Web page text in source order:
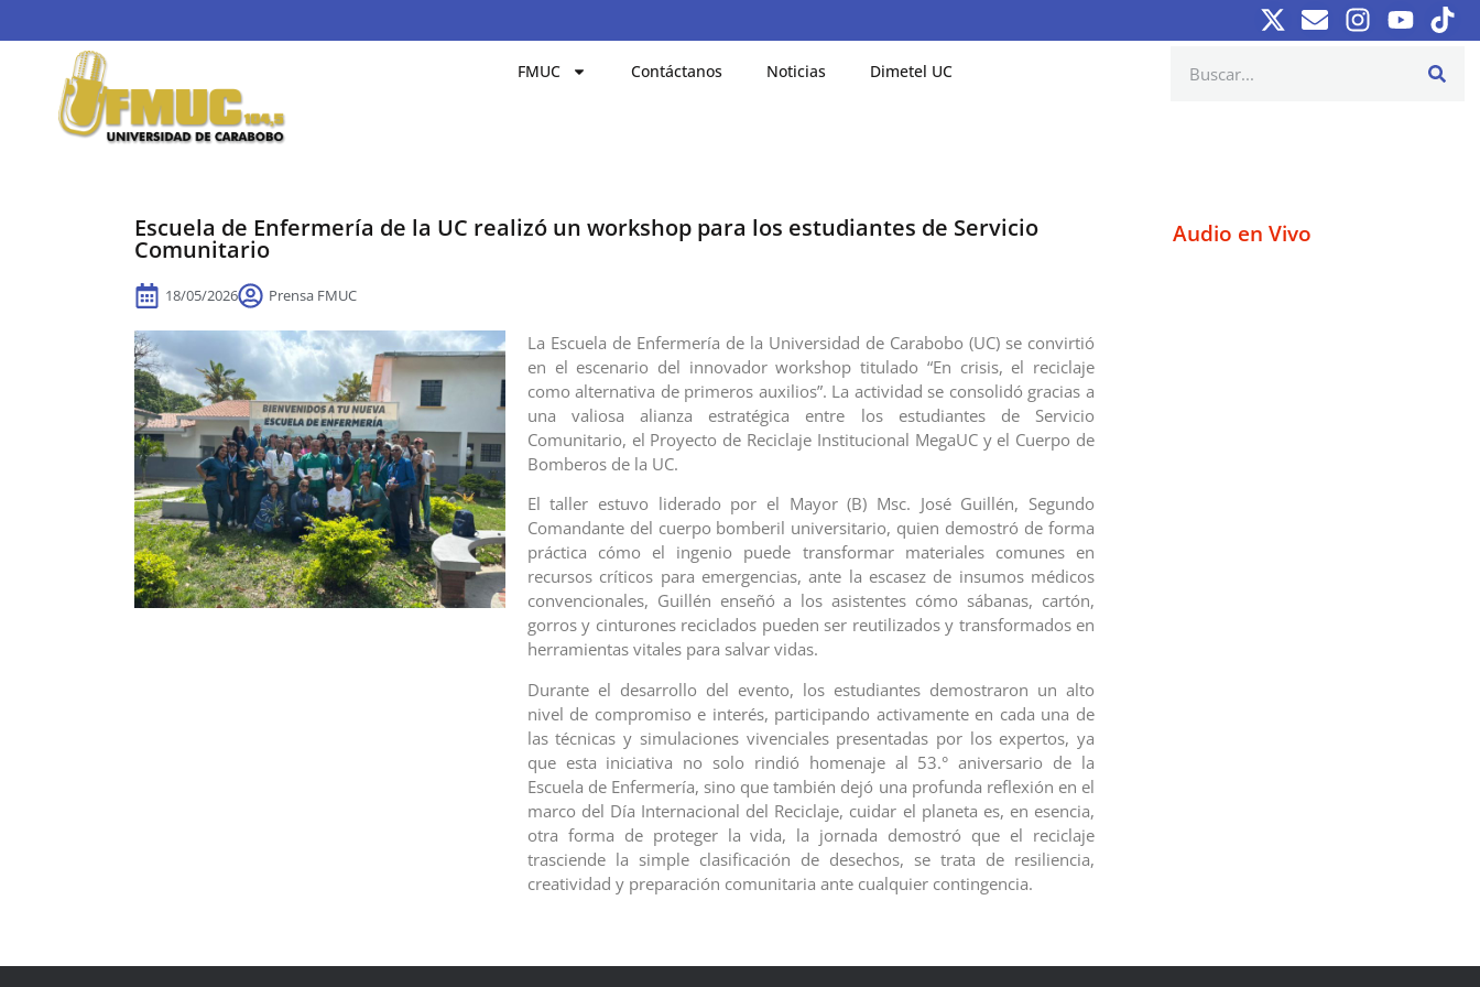
FMUC Contáctanos Noticias Dimetel UC
Escuela de Enfermería de la UC realizó un workshop para los estudiantes de Servicio
Comunitario
18/05/2026 Prensa FMUC
La Escuela de Enfermería de la Universidad de Carabobo (UC) se convirtió
en el escenario del innovador workshop titulado “En crisis, el reciclaje
como alternativa de primeros auxilios”. La actividad se consolidó gracias a
una valiosa alianza estratégica entre los estudiantes de Servicio
Comunitario, el Proyecto de Reciclaje Institucional MegaUC y el Cuerpo de
Bomberos de la UC.
El taller estuvo liderado por el Mayor (B) Msc. José Guillén, Segundo
Comandante del cuerpo bomberil universitario, quien demostró de forma
práctica cómo el ingenio puede transformar materiales comunes en
recursos críticos para emergencias, ante la escasez de insumos médicos
convencionales, Guillén enseñó a los asistentes cómo sábanas, cartón,
gorros y cinturones reciclados pueden ser reutilizados y transformados en
herramientas vitales para salvar vidas.
Durante el desarrollo del evento, los estudiantes demostraron un alto
nivel de compromiso e interés, participando activamente en cada una de
las técnicas y simulaciones vivenciales presentadas por los expertos, ya
que esta iniciativa no solo rindió homenaje al 53.° aniversario de la
Escuela de Enfermería, sino que también dejó una profunda reflexión en el
marco del Día Internacional del Reciclaje, cuidar el planeta es, en esencia,
otra forma de proteger la vida, la jornada demostró que el reciclaje
trasciende la simple clasificación de desechos, se trata de resiliencia,
creatividad y preparación comunitaria ante cualquier contingencia.
Audio en Vivo